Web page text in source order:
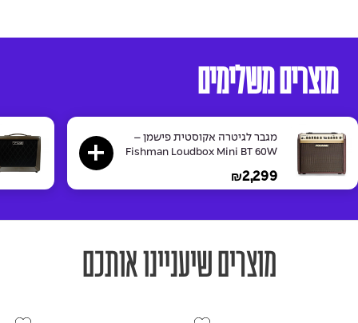
מוצרים משלימים
מגבר לגיטרה אקוסטית פישמן –
Fishman Loudbox Mini BT 60W
₪2,299
מוצרים שיעניינו אותכם